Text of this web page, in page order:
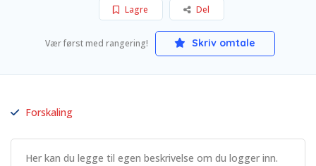
Lagre Del
Vær først med rangering! Skriv omtale
Forskaling
Her kan du legge til egen beskrivelse om du logger inn.